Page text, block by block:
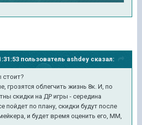
пользователь ashdey сказал:
грозятся облегчить жизнь 8к. И, по
скидки на ДР игры - середина
пойдет по плану, скидки будут после
и будет время оценить его, ММ,